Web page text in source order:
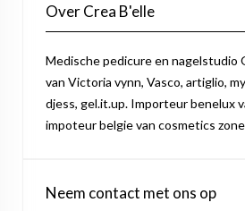
Over Crea B'elle
Medische pedicure en nagelstudio
van Victoria vynn, Vasco, artiglio,
djess, gel.it.up. Importeur benelux
impoteur belgie van cosmetics zone
Neem contact met ons op